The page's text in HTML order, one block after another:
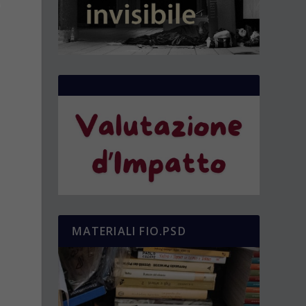
MATERIALI FIO.PSD